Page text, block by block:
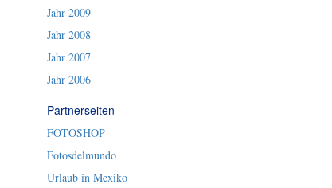
Jahr 2009
Jahr 2008
Jahr 2007
Jahr 2006
Partnerseiten
FOTOSHOP
Fotosdelmundo
Urlaub in Mexiko